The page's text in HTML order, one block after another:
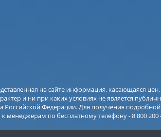
на сайте информация, касающаяся
и ни при каких условиях не является
Российской Федерации. Для получения
к менеджерам по бесплатному телефону - 8 800 200